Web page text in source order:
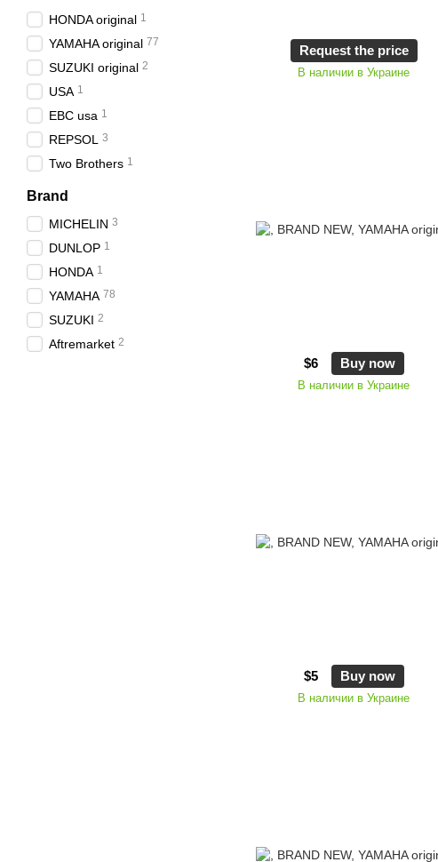
Request the price
В наличии в Украине
$6 Buy now
В наличии в Украине
$5 Buy now
В наличии в Украине
HONDA original 1
YAMAHA original 77
SUZUKI original 2
USA 1
EBC usa 1
REPSOL 3
Two Brothers 1
Brand
MICHELIN 3
DUNLOP 1
HONDA 1
YAMAHA 78
SUZUKI 2
Aftremarket 2